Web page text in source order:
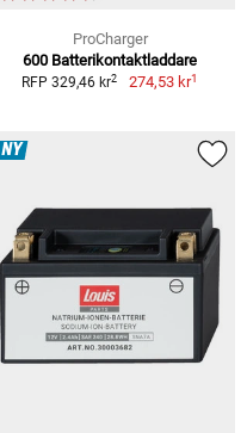
ProCharger
600 Batterikontaktladdare
RFP 329,46 kr2 274,53 kr1
NY